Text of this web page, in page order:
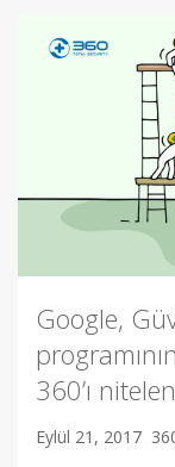
Google,
360’ı
Eylül 21, 2017